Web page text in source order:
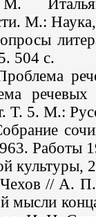
М.:
504 с.
Т. 5. М.:
Работы
культуры,
// А. П.
мысли